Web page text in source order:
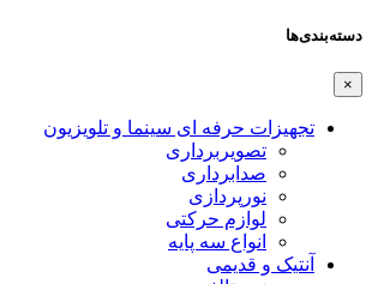
دسته‌بندی‌ها
×
تجهیزات حرفه ای سینما و تلویزیون
تصویربرداری
صدابرداری
نورپردازی
لوازم حرکتی
انواع سه پایه
آنتیک و قدیمی